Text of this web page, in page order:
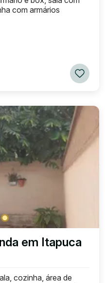
com armários
em Itapuca
cozinha, área de